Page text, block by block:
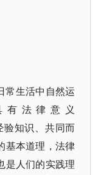
常生活中自然运
法律意义
验知识、共同而
基本道理，法律
是人们的实践理